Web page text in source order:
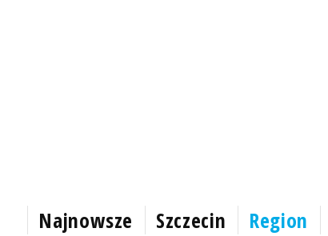
Najnowsze Szczecin Region